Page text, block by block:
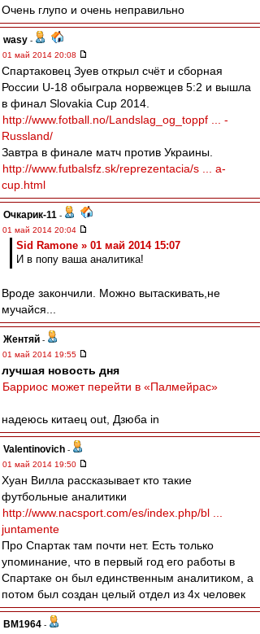
Очень глупо и очень неправильно
wasy -
01 май 2014 20:08
Спартаковец Зуев открыл счёт и сборная
России U-18 обыграла норвежцев 5:2 и вышла
в финал Slovakia Cup 2014.
http://www.fotball.no/Landslag_og_toppf ... -
Russland/
Завтра в финале матч против Украины.
http://www.futbalsfz.sk/reprezentacia/s ... a-
cup.html
Очкарик-11 -
01 май 2014 20:04
Sid Ramone » 01 май 2014 15:07
И в попу ваша аналитика!
Вроде закончили. Можно вытаскивать,не
мучайся...
Жентяй -
01 май 2014 19:55
лучшая новость дня
Барриос может перейти в «Палмейрас»
надеюсь китаец out, Дзюба in
Valentinovich -
01 май 2014 19:50
Хуан Вилла рассказывает кто такие
футбольные аналитики
http://www.nacsport.com/es/index.php/bl ...
juntamente
Про Спартак там почти нет. Есть только
упоминание, что в первый год его работы в
Спартаке он был единственным аналитиком, а
потом был создан целый отдел из 4х человек
BM1964 -